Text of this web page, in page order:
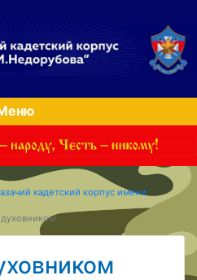
кадетский корпус имени